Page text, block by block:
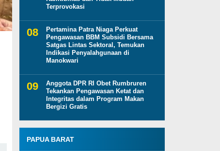
Terprovokasi
Pertamina Patra Niaga Perkuat
Pengawasan BBM Subsidi Bersama
Satgas Lintas Sektoral, Temukan
Indikasi Penyalahgunaan di
Manokwari
Anggota DPR RI Obet Rumbruren
Tekankan Pengawasan Ketat dan
Integritas dalam Program Makan
Bergizi Gratis
PAPUA BARAT